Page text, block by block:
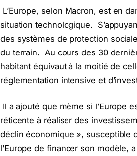
L’Europe, selon Macron, est en
situation technologique.
des systèmes de protection
du terrain. Au cours des 30
habitant équivaut à la moitié de
réglementation intensive et
Il a ajouté que même si l’Europe
réticente à réaliser des
déclin économique », susceptible
l’Europe de financer son modèle,